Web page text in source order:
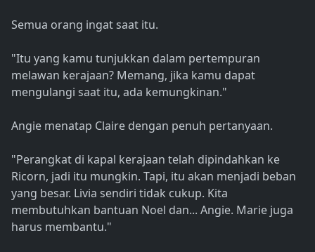
Semua orang ingat saat itu.
"Itu yang kamu tunjukkan dalam pertempuran
melawan kerajaan? Memang, jika kamu dapat
mengulangi saat itu, ada kemungkinan."
Angie menatap Claire dengan penuh pertanyaan.
"Perangkat di kapal kerajaan telah dipindahkan ke
Ricorn, jadi itu mungkin. Tapi, itu akan menjadi beban
yang besar. Livia sendiri tidak cukup. Kita
membutuhkan bantuan Noel dan... Angie. Marie juga
harus membantu."